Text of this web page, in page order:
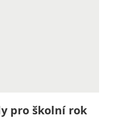
pro školní rok